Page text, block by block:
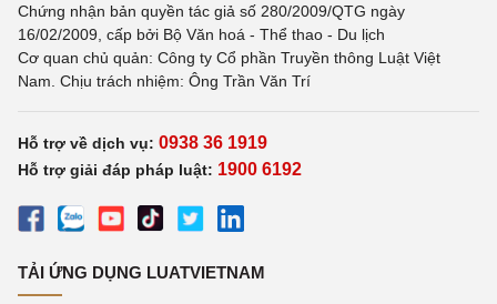
Chứng nhận bản quyền tác giả số 280/2009/QTG ngày
16/02/2009, cấp bởi Bộ Văn hoá - Thể thao - Du lịch
Cơ quan chủ quản: Công ty Cổ phần Truyền thông Luật Việt
Nam. Chịu trách nhiệm: Ông Trần Văn Trí
Hỗ trợ về dịch vụ: 0938 36 1919
Hỗ trợ giải đáp pháp luật: 1900 6192
TẢI ỨNG DỤNG LUATVIETNAM